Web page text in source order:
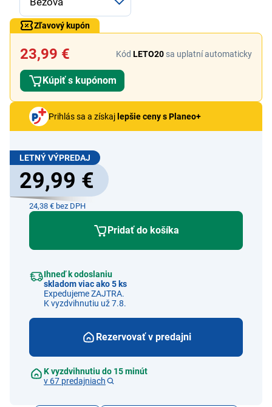
Zľavový kupón
23,99 € Kód LETO20 sa uplatní automaticky
Kúpiť s kupónom
Prihlás sa a získaj lepšie ceny s Planeo+
LETNÝ VÝPREDAJ
29,99 €
24,38 € bez DPH
Pridať do košíka
Ihneď k odoslaniu
skladom viac ako 5 ks
Expedujeme ZAJTRA.
K vyzdvihnutiu už 7.8.
Rezervovať v predajni
K vyzdvihnutiu do 15 minút
v 67 predajniach